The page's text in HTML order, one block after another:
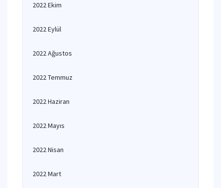
2022 Ekim
2022 Eylül
2022 Ağustos
2022 Temmuz
2022 Haziran
2022 Mayıs
2022 Nisan
2022 Mart